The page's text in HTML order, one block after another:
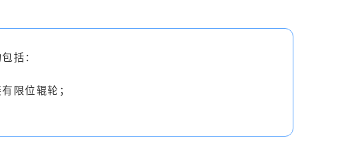
括：
限位辊轮；